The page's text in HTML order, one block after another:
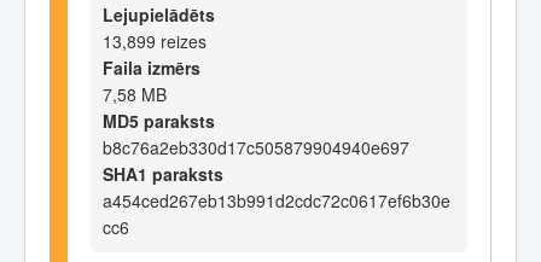
Lejupielādēts
13,899 reizes
Faila izmērs
7,58 MB
MD5 paraksts
b8c76a2eb330d17c505879904940e697
SHA1 paraksts
a454ced267eb13b991d2cdc72c0617ef6b30e
cc6